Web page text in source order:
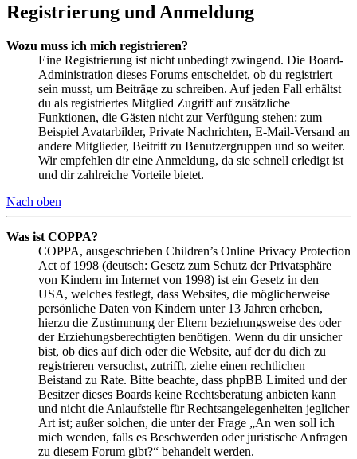
Registrierung und Anmeldung
Wozu muss ich mich registrieren?
Eine Registrierung ist nicht unbedingt zwingend. Die Board-
Administration dieses Forums entscheidet, ob du registriert
sein musst, um Beiträge zu schreiben. Auf jeden Fall erhältst
du als registriertes Mitglied Zugriff auf zusätzliche
Funktionen, die Gästen nicht zur Verfügung stehen: zum
Beispiel Avatarbilder, Private Nachrichten, E-Mail-Versand an
andere Mitglieder, Beitritt zu Benutzergruppen und so weiter.
Wir empfehlen dir eine Anmeldung, da sie schnell erledigt ist
und dir zahlreiche Vorteile bietet.
Nach oben
Was ist COPPA?
COPPA, ausgeschrieben Children’s Online Privacy Protection
Act of 1998 (deutsch: Gesetz zum Schutz der Privatsphäre
von Kindern im Internet von 1998) ist ein Gesetz in den
USA, welches festlegt, dass Websites, die möglicherweise
persönliche Daten von Kindern unter 13 Jahren erheben,
hierzu die Zustimmung der Eltern beziehungsweise des oder
der Erziehungsberechtigten benötigen. Wenn du dir unsicher
bist, ob dies auf dich oder die Website, auf der du dich zu
registrieren versuchst, zutrifft, ziehe einen rechtlichen
Beistand zu Rate. Bitte beachte, dass phpBB Limited und der
Besitzer dieses Boards keine Rechtsberatung anbieten kann
und nicht die Anlaufstelle für Rechtsangelegenheiten jeglicher
Art ist; außer solchen, die unter der Frage „An wen soll ich
mich wenden, falls es Beschwerden oder juristische Anfragen
zu diesem Forum gibt?“ behandelt werden.